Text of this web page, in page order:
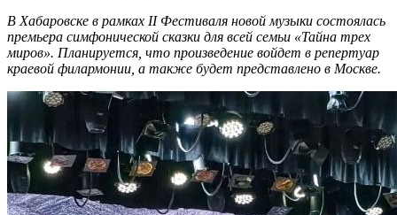
В Хабаровске в рамках II Фестиваля новой музыки состоялась
премьера симфонической сказки для всей семьи «Тайна трех
миров». Планируется, что произведение войдет в репертуар
краевой филармонии, а также будет представлено в Москве.